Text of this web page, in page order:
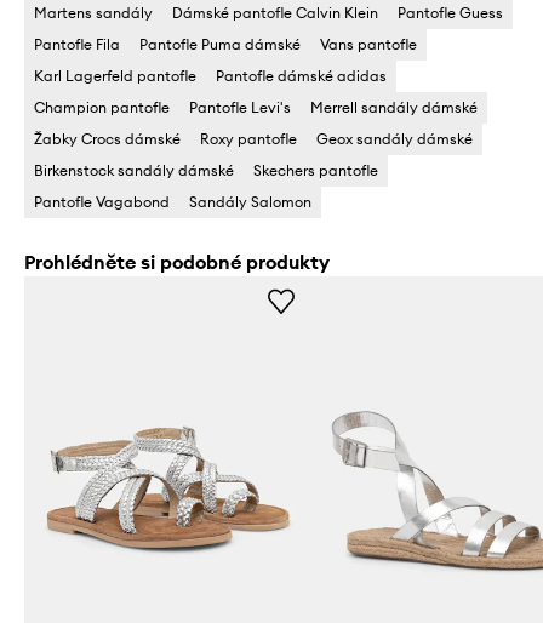
Martens sandály Dámské pantofle Calvin Klein
Pantofle Guess
Pantofle Fila
Pantofle Puma dámské
Vans pantofle
Karl Lagerfeld pantofle
Pantofle dámské adidas
Champion pantofle
Pantofle Levi's
Merrell sandály dámské
Žabky Crocs dámské
Roxy pantofle
Geox sandály dámské
Birkenstock sandály dámské
Skechers pantofle
Pantofle Vagabond
Sandály Salomon
Prohlédněte si podobné produkty